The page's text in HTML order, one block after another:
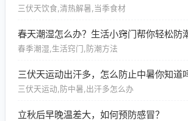
三伏天饮食,清热解暑,当季食材
春天潮湿怎么办？生活小窍门帮你轻松防
春季潮湿,生活窍门,防潮方法
三伏天运动出汗多，怎么防止中暑你知道
三伏天运动,防中暑,出汗多怎么办
立秋后早晚温差大，如何预防感冒？